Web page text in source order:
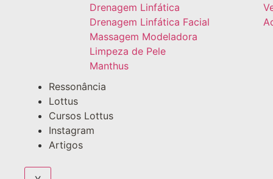
Drenagem Linfática
Drenagem Linfática Facial
Massagem Modeladora
Limpeza de Pele
Manthus
Ressonância
Lottus
Cursos Lottus
Instagram
Artigos